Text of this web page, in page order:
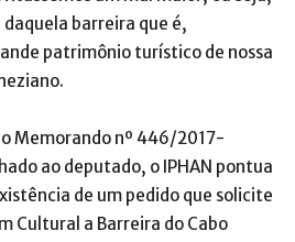
barreira que é,
patrimônio turístico de nossa
Memorando nº 446/2017-
ao deputado, o IPHAN pontua
de um pedido que solicite
Cultural a Barreira do Cabo